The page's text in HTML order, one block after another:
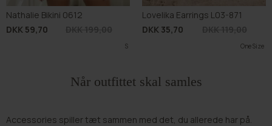
Nathalie Bikini 0612
DKK 59,70
S
Lovelika Earrings L03-871
DKK 35,70
One Size
Når outfittet skal samles
Accessories spiller tæt sammen med det, du allerede har på.